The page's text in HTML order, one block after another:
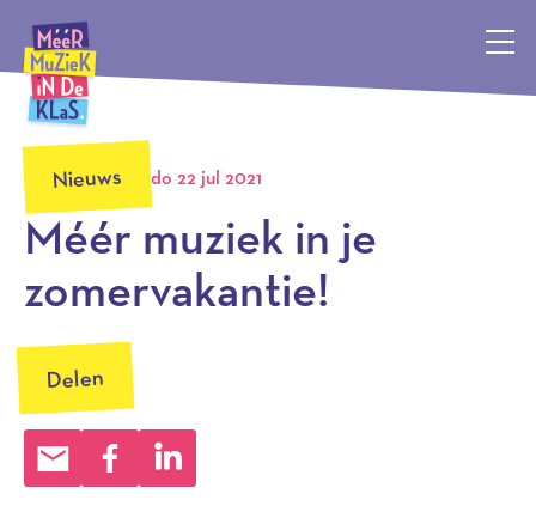
Méér Muziek in de Klas, terug naar de homepagina
Nieuws do 22 jul 2021
Méér muziek in je
zomervakantie!
Delen